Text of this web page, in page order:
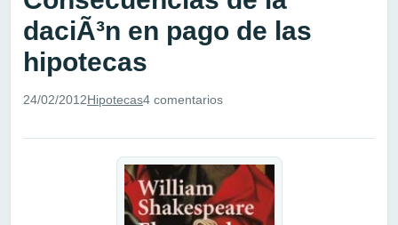
daciÃ³n en pago de las
hipotecas
24/02/2012Hipotecas4 comentarios